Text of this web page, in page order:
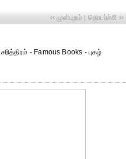
‹‹ முன்புறம் | தொடர்ச்சி ››
- Famous Books - புகழ்